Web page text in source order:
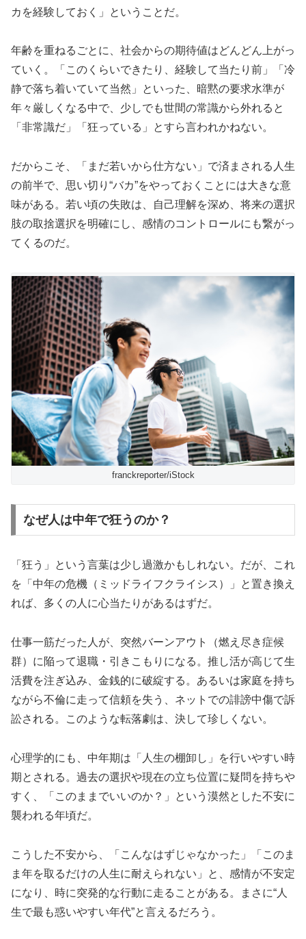
カを経験しておく」ということだ。
年齢を重ねるごとに、社会からの期待値はどんどん上がっ
ていく。「このくらいできたり、経験して当たり前」「冷
静で落ち着いていて当然」といった、暗黙の要求水準が
年々厳しくなる中で、少しでも世間の常識から外れると
「非常識だ」「狂っている」とすら言われかねない。
だからこそ、「まだ若いから仕方ない」で済まされる人生
の前半で、思い切り“バカ”をやっておくことには大きな意
味がある。若い頃の失敗は、自己理解を深め、将来の選択
肢の取捨選択を明確にし、感情のコントロールにも繋がっ
てくるのだ。
franckreporter/iStock
なぜ人は中年で狂うのか？
「狂う」という言葉は少し過激かもしれない。だが、これ
を「中年の危機（ミッドライフクライシス）」と置き換え
れば、多くの人に心当たりがあるはずだ。
仕事一筋だった人が、突然バーンアウト（燃え尽き症候
群）に陥って退職・引きこもりになる。推し活が高じて生
活費を注ぎ込み、金銭的に破綻する。あるいは家庭を持ち
ながら不倫に走って信頼を失う、ネットでの誹謗中傷で訴
訟される。このような転落劇は、決して珍しくない。
心理学的にも、中年期は「人生の棚卸し」を行いやすい時
期とされる。過去の選択や現在の立ち位置に疑問を持ちや
すく、「このままでいいのか？」という漠然とした不安に
襲われる年頃だ。
こうした不安から、「こんなはずじゃなかった」「このま
ま年を取るだけの人生に耐えられない」と、感情が不安定
になり、時に突発的な行動に走ることがある。まさに“人
生で最も惑いやすい年代”と言えるだろう。